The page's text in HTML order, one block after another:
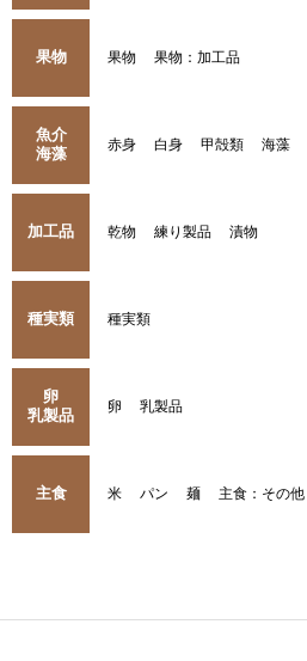
果物 果物 果物：加工品
魚介
海藻
赤身 白身 甲殻類 海藻
加工品 乾物 練り製品 漬物
種実類 種実類
卵
乳製品
卵 乳製品
主食 米 パン 麺 主食：その他